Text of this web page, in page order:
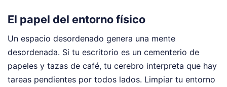
El papel del entorno físico
Un espacio desordenado genera una mente
desordenada. Si tu escritorio es un cementerio de
papeles y tazas de café, tu cerebro interpreta que hay
tareas pendientes por todos lados. Limpiar tu entorno